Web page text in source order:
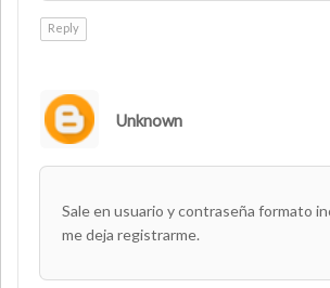
Reply
Unknown
Sale en usuario y contraseña formato
me deja registrarme.